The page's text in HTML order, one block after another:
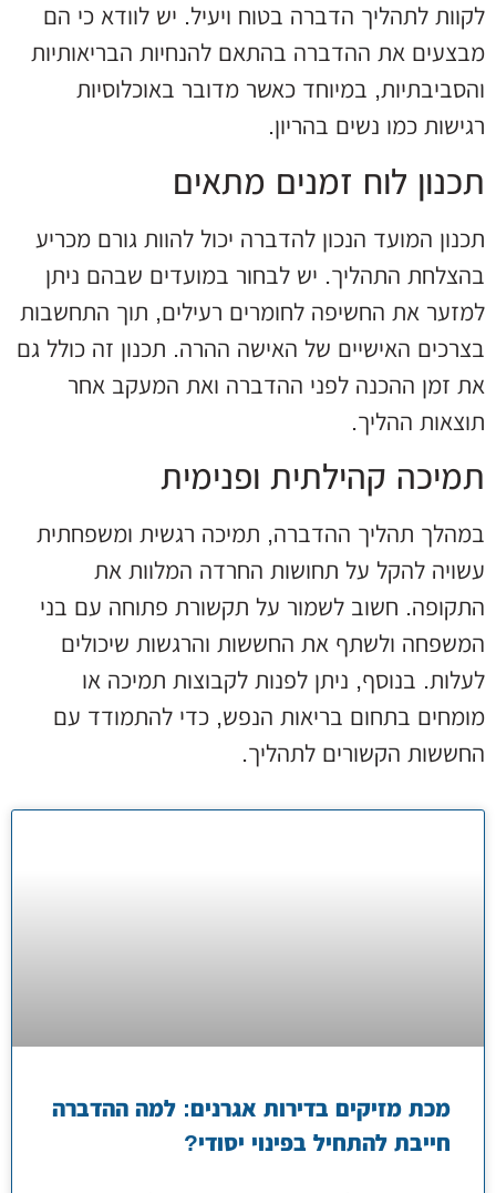
לקוות לתהליך הדברה בטוח ויעיל. יש לוודא כי הם
מבצעים את ההדברה בהתאם להנחיות הבריאותיות
והסביבתיות, במיוחד כאשר מדובר באוכלוסיות
רגישות כמו נשים בהריון.
תכנון לוח זמנים מתאים
תכנון המועד הנכון להדברה יכול להוות גורם מכריע
בהצלחת התהליך. יש לבחור במועדים שבהם ניתן
למזער את החשיפה לחומרים רעילים, תוך התחשבות
בצרכים האישיים של האישה ההרה. תכנון זה כולל גם
את זמן ההכנה לפני ההדברה ואת המעקב אחר
תוצאות ההליך.
תמיכה קהילתית ופנימית
במהלך תהליך ההדברה, תמיכה רגשית ומשפחתית
עשויה להקל על תחושות החרדה המלוות את
התקופה. חשוב לשמור על תקשורת פתוחה עם בני
המשפחה ולשתף את החששות והרגשות שיכולים
לעלות. בנוסף, ניתן לפנות לקבוצות תמיכה או
מומחים בתחום בריאות הנפש, כדי להתמודד עם
החששות הקשורים לתהליך.
מכת מזיקים בדירות אגרנים: למה ההדברה
חייבת להתחיל בפינוי יסודי?